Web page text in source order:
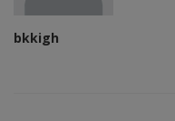
bkkigh